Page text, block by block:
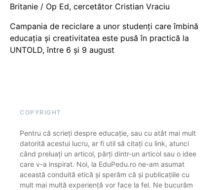
Britanie / Op Ed, cercetător Cristian Vraciu
Campania de reciclare a unor studenți care îmbină
educația și creativitatea este pusă în practică la
UNTOLD, între 6 și 9 august
COPYRIGHT
Pentru că scrieți despre educație, sau cu atât mai mult
datorită acestui lucru, ar fi util să citați cu link, atunci
când preluați un articol, părți dintr-un articol sau o idee
care v-a inspirat. Noi, la EduPedu.ro ne-am asumat
această conduită etică și sperăm că și publicațiile cu
mult mai multă experiență vor face la fel. Ne bucurăm